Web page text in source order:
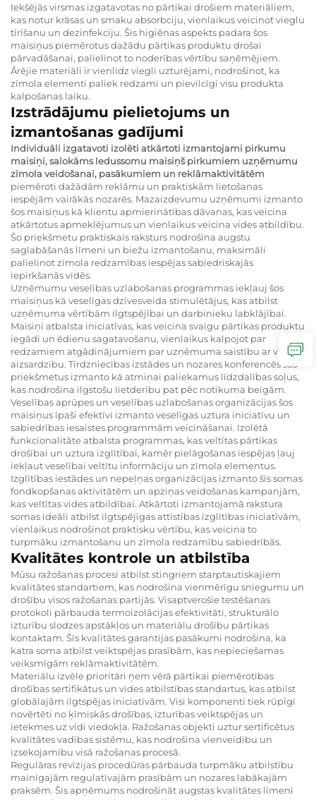
Iekšējās virsmas izgatavotas no pārtikai drošiem materiāliem,
kas notur krāsas un smaku absorbciju, vienlaikus veicinot vieglu
tīrīšanu un dezinfekciju. Šis higiēnas aspekts padara šos
maisiņus piemērotus dažādu pārtikas produktu drošai
pārvadāšanai, palielinot to noderības vērtību saņēmējiem.
Ārējie materiāli ir vienlīdz viegli uzturējami, nodrošinot, ka
zīmola elementi paliek redzami un pievilcīgi visu produkta
kalpošanas laiku.
Izstrādājumu pielietojums un
izmantošanas gadījumi
Individuāli izgatavoti izolēti atkārtoti izmantojami pirkumu
maisiņi, salokāms ledussomu maisiņš pirkumiem uzņēmumu
zīmola veidošanai, pasākumiem un reklāmaktivitātēm
piemēroti dažādām reklāmu un praktiskām lietošanas
iespējām vairākās nozarēs. Mazaizdevumu uzņēmumi izmanto
šos maisiņus kā klientu apmierinātības dāvanas, kas veicina
atkārtotus apmeklējumus un vienlaikus veicina vides atbildību.
Šo priekšmetu praktiskais raksturs nodrošina augstu
saglabāšanās līmeni un biežu izmantošanu, maksimāli
palielinot zīmola redzamības iespējas sabiedriskajās
iepirkšanās vidēs.
Uzņēmumu veselības uzlabošanas programmas iekļauj šos
maisiņus kā veselīgas dzīvesveida stimulētājus, kas atbilst
uzņēmuma vērtībām ilgtspējībai un darbinieku labklājībai.
Maisiņi atbalsta iniciatīvas, kas veicina svaigu pārtikas produktu
iegādi un ēdienu sagatavošanu, vienlaikus kalpojot par
redzamiem atgādinājumiem par uzņēmuma saistību ar vides
aizsardzību. Tirdzniecības izstādes un nozares konferencēs šos
priekšmetus izmanto kā atmiņai paliekamus līdzdalības soļus,
kas nodrošina ilgstošu lietderību pat pēc notikuma beigām.
Veselības aprūpes un veselības uzlabošanas organizācijas šos
maisiņus īpaši efektīvi izmanto veselīgas uztura iniciatīvu un
sabiedrības iesaistes programmām veicināšanai. Izolētā
funkcionalitāte atbalsta programmas, kas veltītas pārtikas
drošībai un uztura izglītībai, kamēr pielāgošanas iespējas ļauj
iekļaut veselībai veltītu informāciju un zīmola elementus.
Izglītības iestādes un nepeļņas organizācijas izmanto šīs somas
fondkopšanas aktivitātēm un apziņas veidošanas kampanjām,
kas veltītas vides atbildībai. Atkārtoti izmantojamā rakstura
somas ideāli atbilst ilgtspējīgas attīstības izglītības iniciatīvām,
vienlaikus nodrošinot praktisku vērtību, kas veicina to
turpmāku izmantošanu un zīmola redzamību sabiedrībās.
Kvalitātes kontrole un atbilstība
Mūsu ražošanas procesi atbilst stingriem starptautiskajiem
kvalitātes standartiem, kas nodrošina vienmērīgu sniegumu un
drošību visos ražošanas partijās. Visaptverošie testēšanas
protokoli pārbauda termoizolācijas efektivitāti, strukturālo
izturību slodzes apstākļos un materiālu drošību pārtikas
kontaktam. Šīs kvalitātes garantijas pasākumi nodrošina, ka
katra soma atbilst veiktspējas prasībām, kas nepieciešamas
veiksmīgām reklāmaktivitātēm.
Materiālu izvēle prioritāri ņem vērā pārtikai piemērotības
drošības sertifikātus un vides atbilstības standartus, kas atbilst
globālajām ilgtspējas iniciatīvām. Visi komponenti tiek rūpīgi
novērtēti no ķīmiskās drošības, izturības veiktspējas un
ietekmes uz vidi viedokļa. Ražošanas objekti uztur sertificētus
kvalitātes vadības sistēmu, kas nodrošina vienveidību un
izsekojamību visā ražošanas procesā.
Regulāras revīzijas procedūras pārbauda turpmāku atbilstību
mainīgajām regulatīvajām prasībām un nozares labākajām
praksēm. Šis apņēmums nodrošināt augstas kvalitātes līmeni